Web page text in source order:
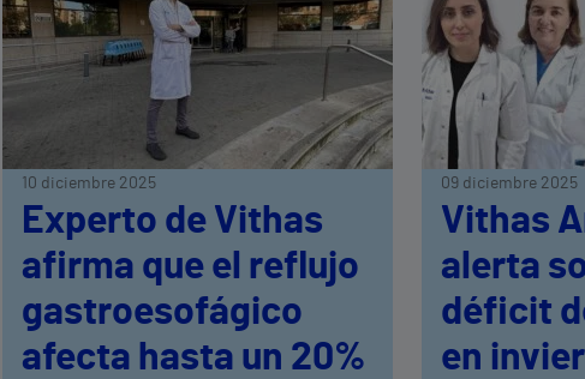
10 diciembre 2025
Experto de Vithas
afirma que el reflujo
gastroesofágico
afecta hasta un 20%
09 diciembre 2025
Vithas
alerta
déficit
en